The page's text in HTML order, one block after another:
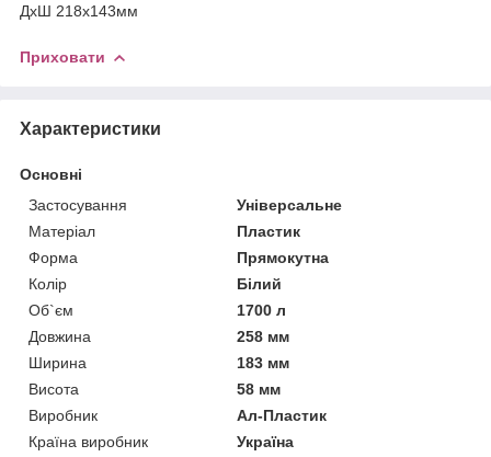
ДхШ 218х143мм
Приховати
Характеристики
Основні
Застосування
Універсальне
Матеріал
Пластик
Форма
Прямокутна
Колір
Білий
Об`єм
1700 л
Довжина
258 мм
Ширина
183 мм
Висота
58 мм
Виробник
Ал-Пластик
Країна виробник
Україна